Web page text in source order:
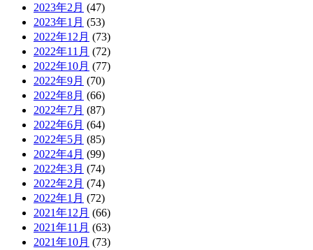
2023年2月 (47)
2023年1月 (53)
2022年12月 (73)
2022年11月 (72)
2022年10月 (77)
2022年9月 (70)
2022年8月 (66)
2022年7月 (87)
2022年6月 (64)
2022年5月 (85)
2022年4月 (99)
2022年3月 (74)
2022年2月 (74)
2022年1月 (72)
2021年12月 (66)
2021年11月 (63)
2021年10月 (73)